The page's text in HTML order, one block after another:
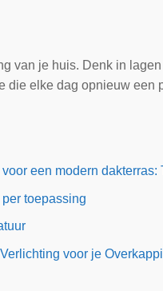
van je huis. Denk in
elke dag opnieuw een
een modern dakterras:
toepassing
voor je